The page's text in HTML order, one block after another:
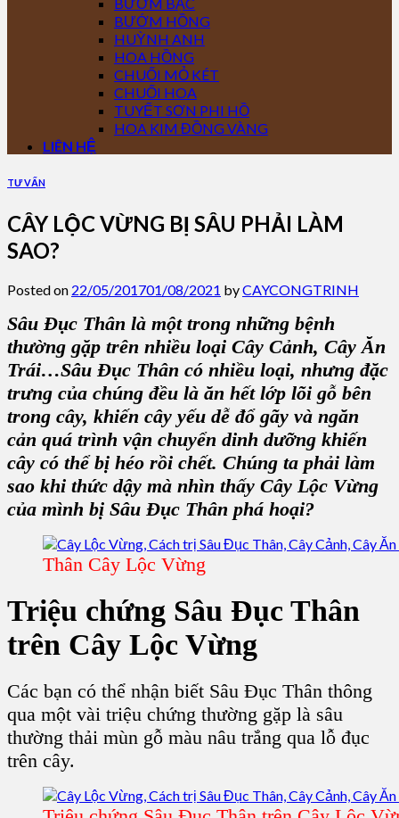
BƯỚM HỒNG
HUỲNH ANH
HOA HỒNG
CHUỐI MỎ KÉT
CHUỐI HOA
TUYẾT SƠN PHI HỒ
HOA KIM ĐỒNG VÀNG
LIÊN HỆ
TƯ VẤN
CÂY LỘC VỪNG BỊ SÂU PHẢI LÀM
SAO?
Posted on 22/05/201701/08/2021 byCAYCONGTRINH
Sâu Đục Thân là một trong những bệnh
thường gặp trên nhiều loại Cây Cảnh, Cây Ăn
Trái…Sâu Đục Thân có nhiều loại, nhưng đặc
trưng của chúng đều là ăn hết lớp lõi gỗ bên
trong cây, khiến cây yếu dễ đổ gãy và ngăn
cản quá trình vận chuyển dinh dưỡng khiến
cây có thể bị héo rồi chết. Chúng ta phải làm
sao khi thức dậy mà nhìn thấy Cây Lộc Vừng
của mình bị Sâu Đục Thân phá hoại?
Thân Cây Lộc Vừng
Triệu chứng Sâu Đục Thân
trên Cây Lộc Vừng
Các bạn có thể nhận biết Sâu Đục Thân thông
qua một vài triệu chứng thường gặp là sâu
thường thải mùn gỗ màu nâu trắng qua lỗ đục
trên cây.